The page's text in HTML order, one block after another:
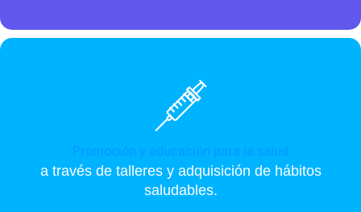
a través de talleres y adquisición de hábitos
saludables.